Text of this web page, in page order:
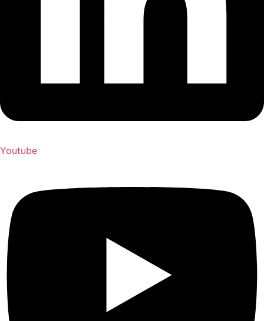
Youtube